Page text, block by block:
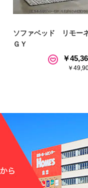
ソファベッド リモー
ＧＹ
￥
￥